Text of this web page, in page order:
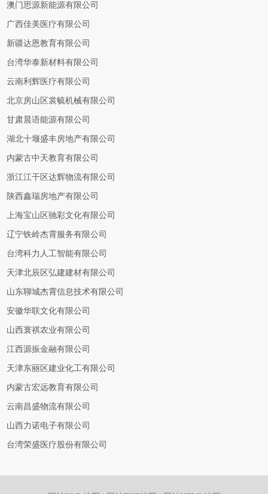
澳门思源新能源有限公司
广西佳美医疗有限公司
新疆达恩教育有限公司
台湾华泰新材料有限公司
云南利辉医疗有限公司
北京房山区裳毓机械有限公司
甘肃晨语能源有限公司
湖北十堰盛丰房地产有限公司
内蒙古中天教育有限公司
浙江江干区达辉物流有限公司
陕西鑫瑞房地产有限公司
上海宝山区驰彩文化有限公司
辽宁铁岭杰霄服务有限公司
台湾科力人工智能有限公司
天津北辰区弘建建材有限公司
山东聊城杰霄信息技术有限公司
安徽华联文化有限公司
山西寰祺农业有限公司
江西源振金融有限公司
天津东丽区建业化工有限公司
内蒙古宏远教育有限公司
云南昌盛物流有限公司
山西力诺电子有限公司
台湾荣盛医疗股份有限公司